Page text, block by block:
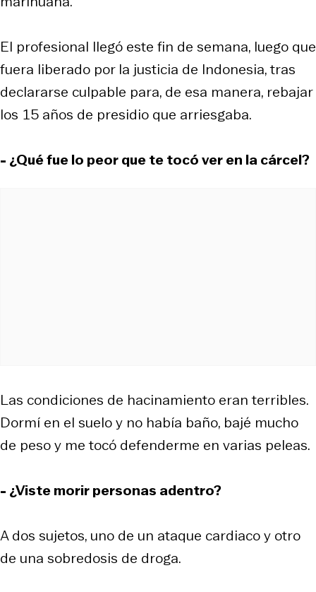
El profesional llegó este fin de semana, luego que
fuera liberado por la justicia de Indonesia, tras
declararse culpable para, de esa manera, rebajar
los 15 años de presidio que arriesgaba.
- ¿Qué fue lo peor que te tocó ver en la cárcel?
Las condiciones de hacinamiento eran terribles.
Dormí en el suelo y no había baño, bajé mucho
de peso y me tocó defenderme en varias peleas.
- ¿Viste morir personas adentro?
A dos sujetos, uno de un ataque cardiaco y otro
de una sobredosis de droga.